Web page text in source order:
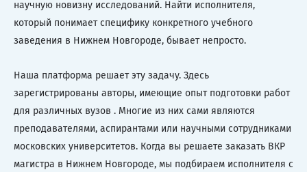
научную новизну исследований. Найти исполнителя,
который понимает специфику конкретного учебного
заведения в Нижнем Новгороде, бывает непросто.
Наша платформа решает эту задачу. Здесь
зарегистрированы авторы, имеющие опыт подготовки работ
для различных вузов . Многие из них сами являются
преподавателями, аспирантами или научными сотрудниками
московских университетов. Когда вы решаете заказать ВКР
магистра в Нижнем Новгороде, мы подбираем исполнителя с